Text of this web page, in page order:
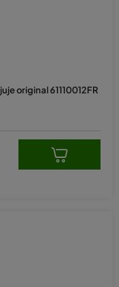
original 61110012FR